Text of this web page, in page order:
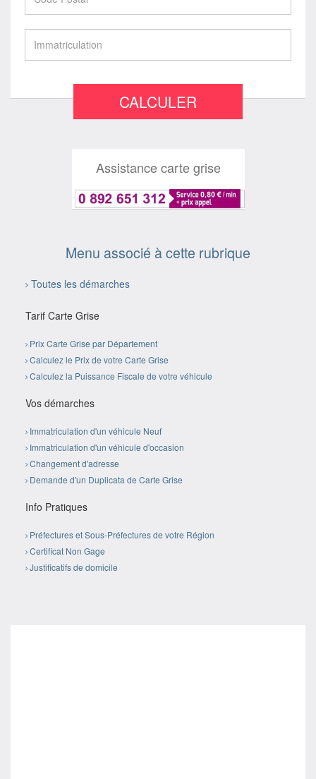
CALCULER
Assistance carte grise
Menu associé à cette rubrique
Toutes les démarches
Tarif Carte Grise
Prix Carte Grise par Département
Calculez le Prix de votre Carte Grise
Calculez la Puissance Fiscale de votre véhicule
Vos démarches
Immatriculation d'un véhicule Neuf
Immatriculation d'un véhicule d'occasion
Changement d'adresse
Demande d'un Duplicata de Carte Grise
Info Pratiques
Préfectures et Sous-Préfectures de votre Région
Certificat Non Gage
Justificatifs de domicile